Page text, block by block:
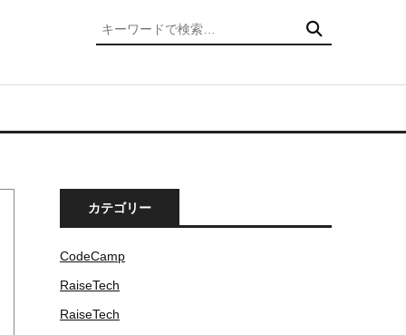
カテゴリー
CodeCamp
RaiseTech
RaiseTech